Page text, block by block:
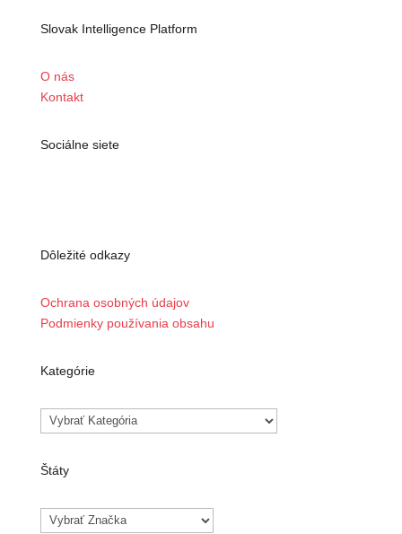
Slovak Intelligence Platform
O nás
Kontakt
Sociálne siete
Dôležité odkazy
Ochrana osobných údajov
Podmienky používania obsahu
Kategórie
Kategórie
Štáty
Značky